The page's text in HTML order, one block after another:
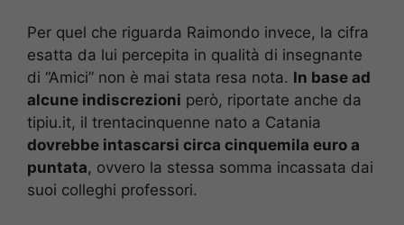
Per quel che riguarda Raimondo invece, la cifra
esatta da lui percepita in qualità di insegnante
di “Amici” non è mai stata resa nota. In base ad
alcune indiscrezioni però, riportate anche da
tipiu.it, il trentacinquenne nato a Catania
dovrebbe intascarsi circa cinquemila euro a
puntata, ovvero la stessa somma incassata dai
suoi colleghi professori.